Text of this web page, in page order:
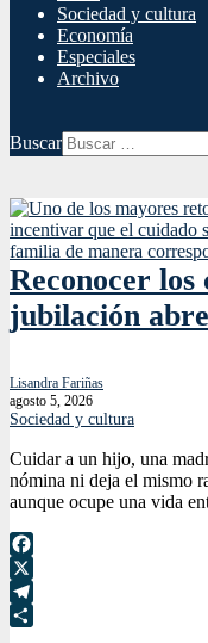
Sociedad y cultura
Economía
Especiales
Archivo
Buscar
Reconocer los
jubilación
Lisandra Fariñas
agosto 5, 2026
Sociedad y cultura
Cuidar a un hijo, una
nómina ni deja el mismo
aunque ocupe una vida
Facebook
X
Telegram